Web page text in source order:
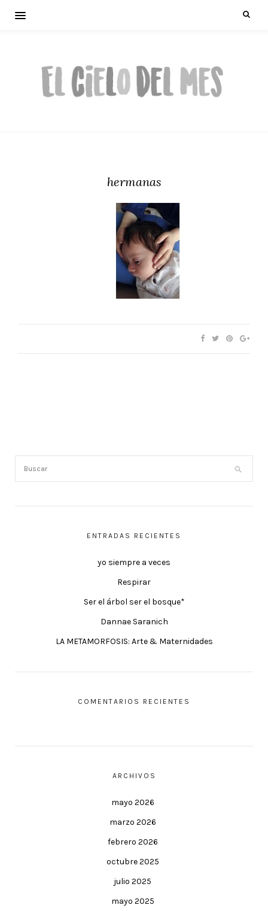
hermanas
ENTRADAS RECIENTES
yo siempre a veces
Respirar
Ser el árbol ser el bosque*
Dannae Saranich
LA METAMORFOSIS: Arte & Maternidades
COMENTARIOS RECIENTES
ARCHIVOS
mayo 2026
marzo 2026
febrero 2026
octubre 2025
julio 2025
mayo 2025